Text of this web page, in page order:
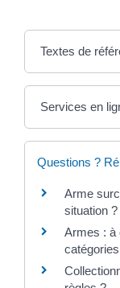
Textes de
Services en
Questions ?
Arme
situation ?
Armes : à